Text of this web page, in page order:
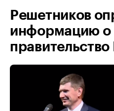
Решетников
информацию о